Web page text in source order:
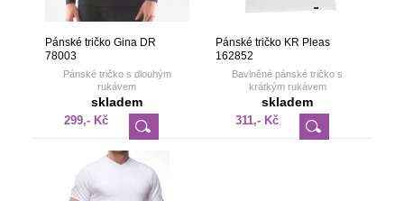
Pánské tričko Gina DR
78003
Pánské tričko s dlouhým
rukávem
skladem
299,- Kč
Pánské tričko KR Pleas
162852
Bavlněné pánské tričko s
krátkým rukávem
skladem
311,- Kč